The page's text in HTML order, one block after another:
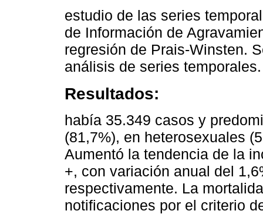
estudio de las series
de Información de
regresión de Prais-Winsten.
análisis de series temporales.
Resultados:
había 35.349 casos y
(81,7%), en heterosexuales
Aumentó la tendencia de la
+, con variación anual del
respectivamente. La
notificaciones por el criterio